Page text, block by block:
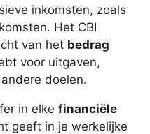
inkomsten, zoals
Het CBI
van het bedrag
voor uitgaven,
doelen.
in elke financiële
geeft in je werkelijke